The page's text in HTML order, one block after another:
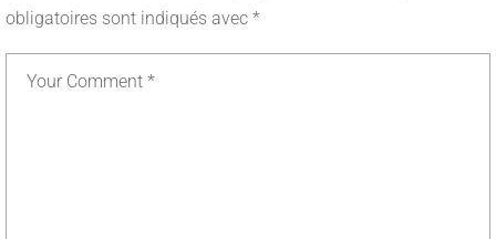
obligatoires sont indiqués avec *